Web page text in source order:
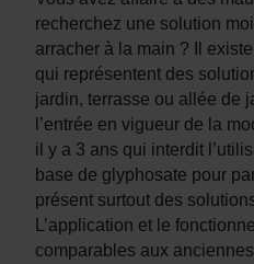
recherchez une solution
arracher à la main ? Il
qui représentent des
jardin, terrasse ou allée de
l’entrée en vigueur de la
il y a 3 ans qui interdit
base de glyphosate pour
présent surtout des
L’application et le
comparables aux